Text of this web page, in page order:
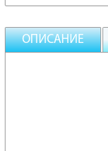
ОПИСАНИЕ